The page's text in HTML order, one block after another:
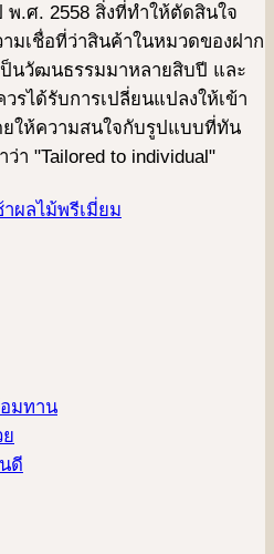
.ศ. 2558 สิ่งที่ทำให้ตัดสินใจ
มเชื่อที่ว่าสินค้าในหมวดของฝาก
ป็นวัฒนธรรมมาหลายสิบปี และ
รได้รับการเปลี่ยนแปลงให้เข้า
ให้ความสนใจกับรูปแบบที่ทัน
า "Tailored to individual"
าผลไม้พรีเมี่ยม
มทาน
ดี